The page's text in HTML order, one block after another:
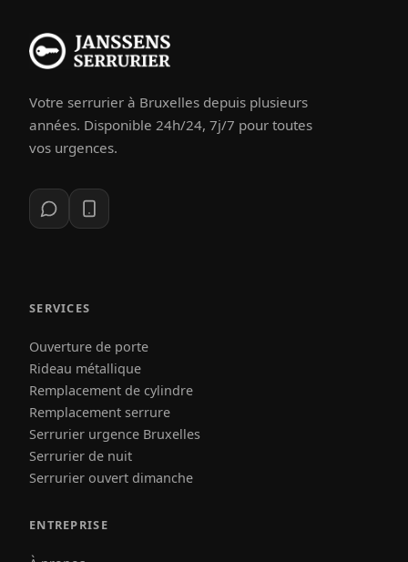
Votre serrurier à Bruxelles depuis plusieurs
années. Disponible 24h/24, 7j/7 pour toutes
vos urgences.
SERVICES
Ouverture de porte
Rideau métallique
Remplacement de cylindre
Remplacement serrure
Serrurier urgence Bruxelles
Serrurier de nuit
Serrurier ouvert dimanche
ENTREPRISE